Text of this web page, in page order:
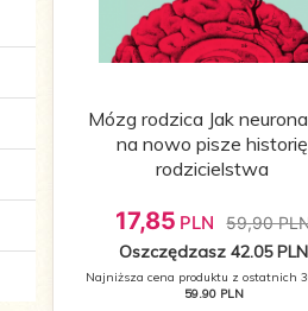
Mózg rodzica Jak
na nowo pisze historię
rodzicielstwa
17,85 PLN 59,90
Oszczędzasz 42.05 PLN
Najniższa cena produktu z ostatnich
59.90 PLN